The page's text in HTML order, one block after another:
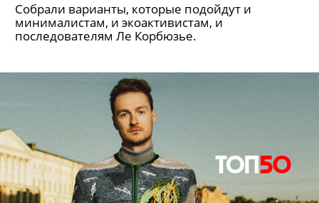
Собрали варианты, которые подойдут и
минималистам, и экоактивистам, и
последователям Ле Корбюзье.